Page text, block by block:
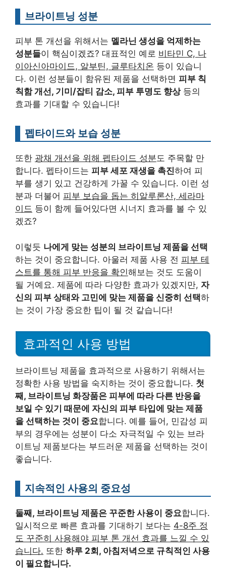
브라이트닝 성분
피부 톤 개선을 위해서는 멜라닌 생성을 억제하는
성분들이 핵심이겠죠? 대표적인 예로 비타민 C, 나
이아신아마이드, 알부틴, 글루타치온 등이 있습니
다. 이런 성분들이 함유된 제품을 선택하면 피부 칙
칙함 개선, 기미/잡티 감소, 피부 투명도 향상등의
효과를 기대할 수 있습니다!
펩타이드와 보습 성분
또한 광채 개선을 위해 펩타이드 성분도 주목할 만
합니다. 펩타이드는 피부 세포 재생을 촉진하여 피
부를 생기 있고 건강하게 가꿀 수 있습니다. 이런 성
분과 더불어 피부 보습을 돕는 히알루론산, 세라마
이드 등이 함께 들어있다면 시너지 효과를 볼 수 있
겠죠?
이렇듯 나에게 맞는 성분의 브라이트닝 제품을 선택
하는 것이 중요합니다. 아울러 제품 사용 전 피부 테
스트를 통해 피부 반응을 확인해보는 것도 도움이
될 거예요. 제품에 따라 다양한 효과가 있겠지만, 자
신의 피부 상태와 고민에 맞는 제품을 신중히 선택하
는 것이 가장 중요한 팁이 될 것 같습니다!
효과적인 사용 방법
브라이트닝 제품을 효과적으로 사용하기 위해서는
정확한 사용 방법을 숙지하는 것이 중요합니다. 첫
째, 브라이트닝 화장품은 피부에 따라 다른 반응을
보일 수 있기 때문에 자신의 피부 타입에 맞는 제품
을 선택하는 것이 중요합니다. 예를 들어, 민감성 피
부의 경우에는 성분이 다소 자극적일 수 있는 브라
이트닝 제품보다는 부드러운 제품을 선택하는 것이
좋습니다.
지속적인 사용의 중요성
둘째, 브라이트닝 제품은 꾸준한 사용이 중요합니다.
일시적으로 빠른 효과를 기대하기 보다는 4-8주 정
도 꾸준히 사용해야 피부 톤 개선 효과를 느낄 수 있
습니다. 또한 하루 2회, 아침저녁으로 규칙적인 사용
이 필요합니다.